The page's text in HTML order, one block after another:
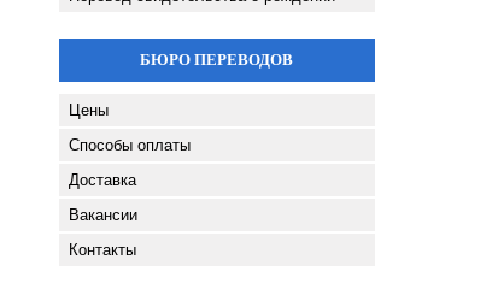
БЮРО ПЕРЕВОДОВ
Цены
Способы оплаты
Доставка
Вакансии
Контакты